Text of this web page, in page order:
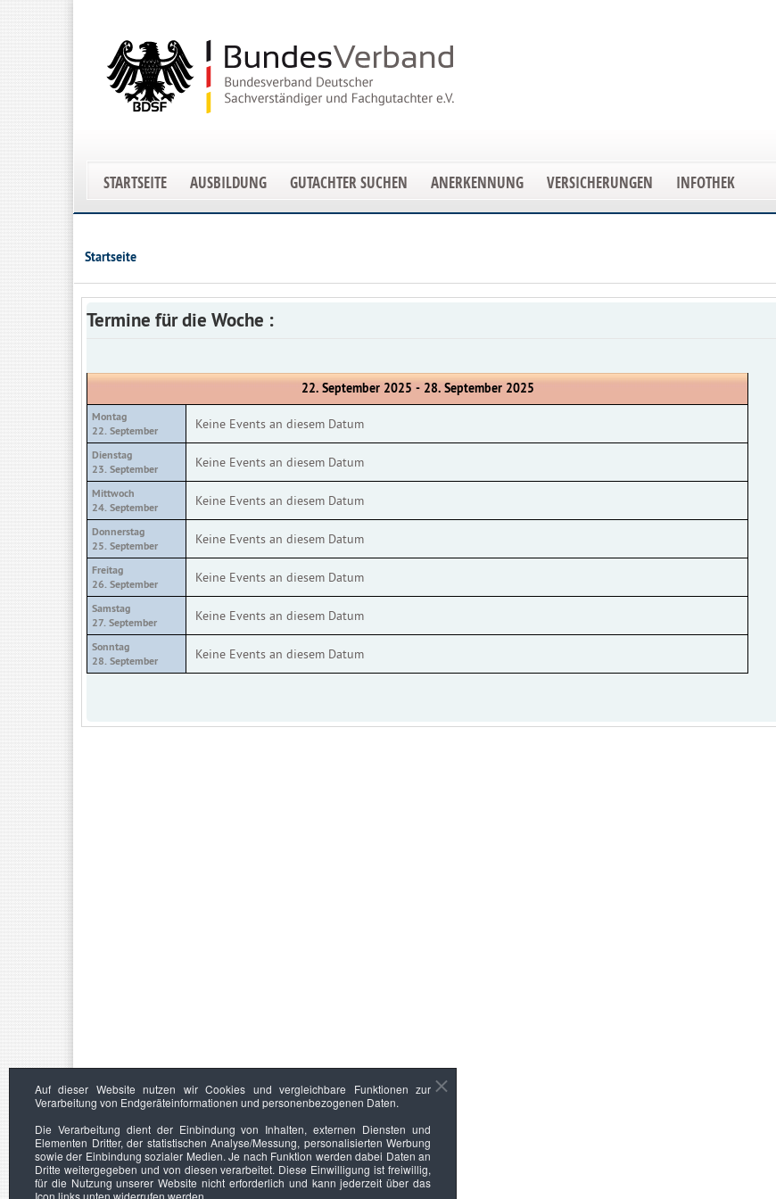
STARTSEITE AUSBILDUNG GUTACHTER SUCHEN ANERKENNUNG VERSICHERUNGEN INFOTHEK
Startseite
Termine für die Woche :
22. September 2025 - 28. September 2025
Montag
22. September
Keine Events an diesem Datum
Dienstag
23. September
Keine Events an diesem Datum
Mittwoch
24. September
Keine Events an diesem Datum
Donnerstag
25. September
Keine Events an diesem Datum
Freitag
26. September
Keine Events an diesem Datum
Samstag
27. September
Keine Events an diesem Datum
Sonntag
28. September
Keine Events an diesem Datum
Auf dieser Website nutzen wir Cookies und vergleichbare Funktionen zur
Verarbeitung von Endgeräteinformationen und personenbezogenen Daten.
Die Verarbeitung dient der Einbindung von Inhalten, externen Diensten und
Elementen Dritter, der statistischen Analyse/Messung, personalisierten Werbung
sowie der Einbindung sozialer Medien. Je nach Funktion werden dabei Daten an
Dritte weitergegeben und von diesen verarbeitet. Diese Einwilligung ist freiwillig,
für die Nutzung unserer Website nicht erforderlich und kann jederzeit über das
Icon links unten widerrufen werden.